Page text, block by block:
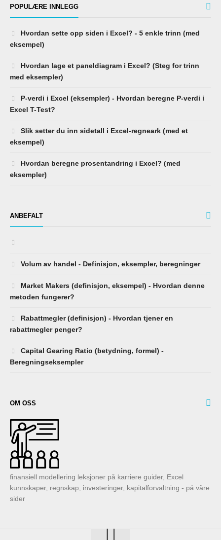
POPULÆRE INNLEGG
Hvordan sette opp siden i Excel? - 5 enkle trinn (med
eksempel)
Hvordan lage et paneldiagram i Excel? (Steg for trinn
med eksempler)
P-verdi i Excel (eksempler) - Hvordan beregne P-verdi i
Excel T-Test?
Slik setter du inn sidetall i Excel-regneark (med et
eksempel)
Hvordan beregne prosentandring i Excel? (med
eksempler)
ANBEFALT
Volum av handel - Definisjon, eksempler, beregninger
Market Makers (definisjon, eksempel) - Hvordan denne
metoden fungerer?
Rabattmegler (definisjon) - Hvordan tjener en
rabattmegler penger?
Capital Gearing Ratio (betydning, formel) -
Beregningseksempler
OM OSS
finansiell modellering leksjoner på karriere guider, Excel
kunnskaper, regnskap, investeringer, kapitalforvaltning - på våre
sider